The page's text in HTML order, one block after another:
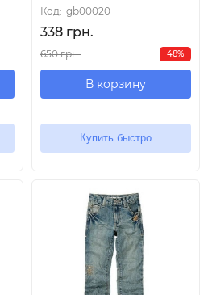
Код: gb00020
338 грн.
650 грн. 48%
В корзину
Купить быстро